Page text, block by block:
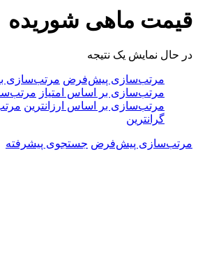
قیمت ماهی شوریده
در حال نمایش یک نتیجه
مرتب‌سازی پیش‌فرض مرتب‌سازی
مرتب‌سازی بر اساس امتیاز
مرتب‌سازی بر اساس ارزانترین
گرانترین
مرتب‌سازی پیش‌فرض جستجوی پیشرفته